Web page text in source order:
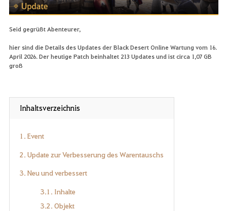
Seid gegrüßt Abenteurer,
hier sind die Details des Updates der Black Desert Online Wartung vom 16.
April 2026. Der heutige Patch beinhaltet 213 Updates und ist circa 1,07 GB
groß
Inhaltsverzeichnis
1. Event
2. Update zur Verbesserung des Warentauschs
3. Neu und verbessert
3.1. Inhalte
3.2. Objekt